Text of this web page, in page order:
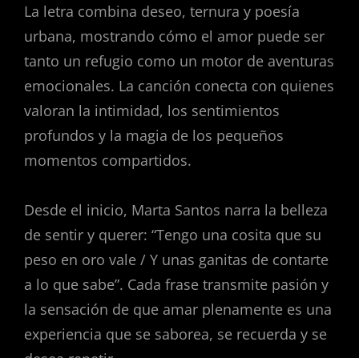
La letra combina deseo, ternura y poesía
urbana, mostrando cómo el amor puede ser
tanto un refugio como un motor de aventuras
emocionales. La canción conecta con quienes
valoran la intimidad, los sentimientos
profundos y la magia de los pequeños
momentos compartidos.
Desde el inicio, Marta Santos narra la belleza
de sentir y querer: “Tengo una cosita que su
peso en oro vale / Y unas ganitas de contarte
a lo que sabe”. Cada frase transmite pasión y
la sensación de que amar plenamente es una
experiencia que se saborea, se recuerda y se